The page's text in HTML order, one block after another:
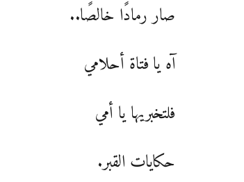
صار رمادًا خالصًا..
آه يا فتاة أحلامي
فلتخبريها يا أمي
حكايات القبر.